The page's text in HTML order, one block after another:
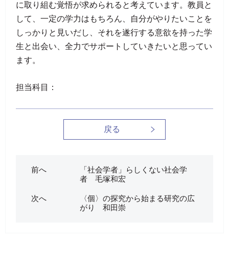
に取り組む覚悟が求められると考えています。教員と
して、一定の学力はもちろん、自分がやりたいことを
しっかりと見いだし、それを遂行する意欲を持った学
生と出会い、全力でサポートしていきたいと思ってい
ます。
担当科目：
戻る
前へ
「社会学者」らしくない社会学
者 毛塚和宏
次へ
〈個〉の探究から始まる研究の広
がり 和田崇